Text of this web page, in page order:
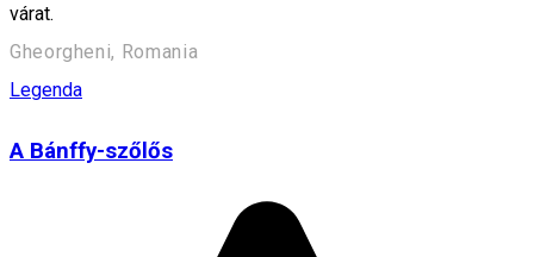
várat.
Gheorgheni, Romania
Legenda
A Bánffy-szőlős